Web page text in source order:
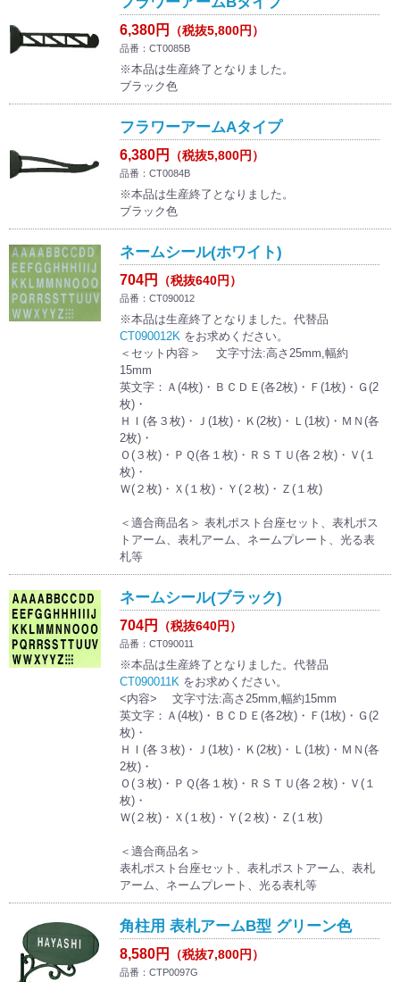
6,380円 （税抜5,800円）
品番：CT0085B
※本品は生産終了となりました。
ブラック色
フラワーアームAタイプ
6,380円 （税抜5,800円）
品番：CT0084B
※本品は生産終了となりました。
ブラック色
ネームシール(ホワイト)
704円 （税抜640円）
品番：CT090012
※本品は生産終了となりました。代替品
CT090012Kをお求めください。
＜セット内容＞ 文字寸法:高さ25mm,幅約
15mm
英文字：Ａ(4枚)・ＢＣＤＥ(各2枚)・Ｆ(1枚)・Ｇ(2
枚)・
ＨＩ(各３枚)・Ｊ(1枚)・Ｋ(2枚)・Ｌ(1枚)・ＭＮ(各
2枚)・
Ｏ(３枚)・ＰＱ(各１枚)・ＲＳＴＵ(各２枚)・Ｖ(１
枚)・
Ｗ(２枚)・Ｘ(１枚)・Ｙ(２枚)・Ｚ(１枚)
＜適合商品名＞ 表札ポスト台座セット、表札ポス
トアーム、表札アーム、ネームプレート、光る表
札等
ネームシール(ブラック)
704円 （税抜640円）
品番：CT090011
※本品は生産終了となりました。代替品
CT090011Kをお求めください。
<内容> 文字寸法:高さ25mm,幅約15mm
英文字：Ａ(4枚)・ＢＣＤＥ(各2枚)・Ｆ(1枚)・Ｇ(2
枚)・
ＨＩ(各３枚)・Ｊ(1枚)・Ｋ(2枚)・Ｌ(1枚)・ＭＮ(各
2枚)・
Ｏ(３枚)・ＰＱ(各１枚)・ＲＳＴＵ(各２枚)・Ｖ(１
枚)・
Ｗ(２枚)・Ｘ(１枚)・Ｙ(２枚)・Ｚ(１枚)
＜適合商品名＞
表札ポスト台座セット、表札ポストアーム、表札
アーム、ネームプレート、光る表札等
角柱用 表札アームB型 グリーン色
8,580円 （税抜7,800円）
品番：CTP0097G